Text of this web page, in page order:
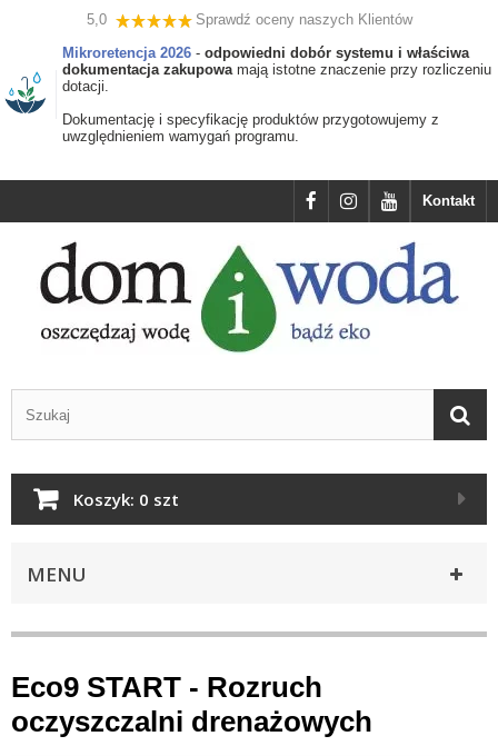
5,0
Sprawdź oceny naszych Klientów
Mikroretencja 2026 - odpowiedni dobór systemu i właściwa
dokumentacja zakupowamają istotne znaczenie przy rozliczeniu
dotacji.
Dokumentację i specyfikację produktów przygotowujemy z
uwzględnieniem wamygań programu.
Kontakt
Koszyk: 0 szt
MENU
Eco9 START - Rozruch
oczyszczalni drenażowych